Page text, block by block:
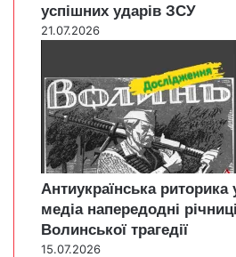
успішних ударів ЗСУ
21.07.2026
Антиукраїнська
медіа напередодні
Волинської трагедії
15.07.2026